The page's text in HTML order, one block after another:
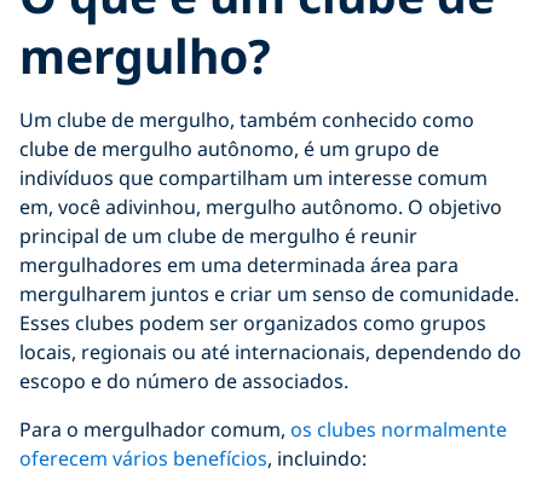
mergulho?
Um clube de mergulho, também conhecido como
clube de mergulho autônomo, é um grupo de
indivíduos que compartilham um interesse comum
em, você adivinhou, mergulho autônomo. O objetivo
principal de um clube de mergulho é reunir
mergulhadores em uma determinada área para
mergulharem juntos e criar um senso de comunidade.
Esses clubes podem ser organizados como grupos
locais, regionais ou até internacionais, dependendo do
escopo e do número de associados.
Para o mergulhador comum, os clubes normalmente
oferecem vários benefícios, incluindo: